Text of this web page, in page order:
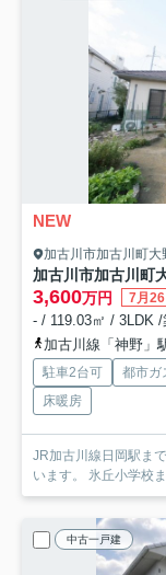
NEW
加古川市加古川町大
加古川市加古川
3,600万円 7月
- / 119.03㎡ / 3LDK /
加古川線「神野」
駐車2台可 都市ガ
床暖房
JR加古川線日岡駅ま
います。 氷丘小学校
中古一戸建